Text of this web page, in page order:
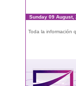
Sunday 09 August,
Toda la información